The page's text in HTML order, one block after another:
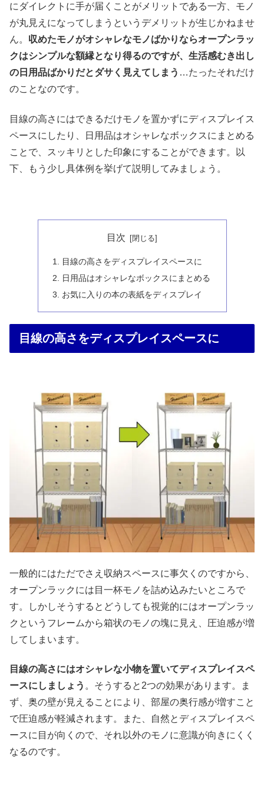
にダイレクトに手が届くことがメリットである一方、モノ
が丸見えになってしまうというデメリットが生じかねませ
ん。 収めたモノがオシャレなモノばかりならオープンラッ
クはシンプルな額縁となり得るのですが、生活感むき出し
の日用品ばかりだとダサく見えてしまう …たったそれだけ
のことなのです。
目線の高さにはできるだけモノを置かずにディスプレイス
ペースにしたり、日用品はオシャレなボックスにまとめる
ことで、スッキリとした印象にすることができます。以
下、もう少し具体例を挙げて説明してみましょう。
目次
目線の高さをディスプレイスペースに
日用品はオシャレなボックスにまとめる
お気に入りの本の表紙をディスプレイ
目線の高さをディスプレイスペースに
一般的にはただでさえ収納スペースに事欠くのですから、
オープンラックには目一杯モノを詰め込みたいところで
す。しかしそうするとどうしても視覚的にはオープンラッ
クというフレームから箱状のモノの塊に見え、圧迫感が増
してしまいます。
目線の高さにはオシャレな小物を置いてディスプレイスペ
ースにしましょう 。そうすると2つの効果があります。ま
ず、奥の壁が見えることにより、部屋の奥行感が増すこと
で圧迫感が軽減されます。また、自然とディスプレイスペ
ースに目が向くので、それ以外のモノに意識が向きにくく
なるのです。